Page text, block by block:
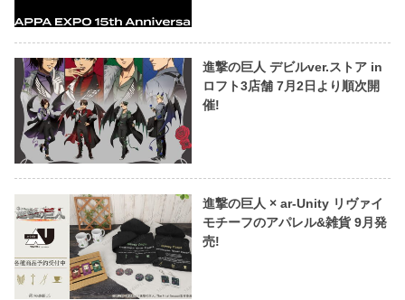
進撃の巨人 デビルver.ストア in
ロフト3店舗 7月2日より順次開
催!
進撃の巨人 × ar-Unity リヴァイ
モチーフのアパレル&雑貨 9月発
売!